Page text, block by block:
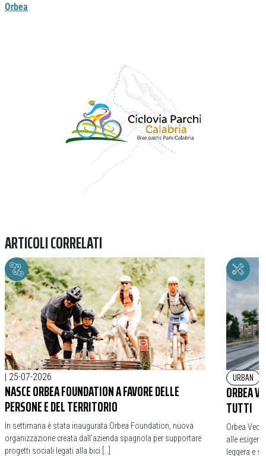
Orbea
ARTICOLI CORRELATI
| 25-07-2026
NASCE ORBEA FOUNDATION A FAVORE DELLE
PERSONE E DEL TERRITORIO
In settimana è stata inaugurata Orbea Foundation, nuova
organizzazione creata dall’azienda spagnola per supportare
progetti sociali legati alla bici […]
URBAN
ORBEA
TUTTI
Orbea
alle
leggera e